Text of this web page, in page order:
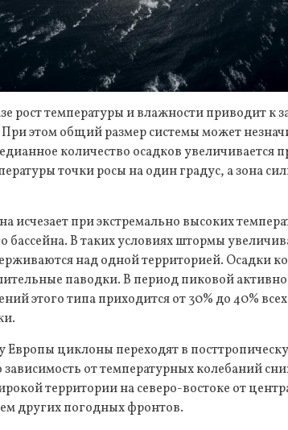
рост температуры и влажности приводит к
этом общий размер системы может
количество осадков увеличивается
точки росы на один градус, а зона
исчезает при экстремально высоких
бассейна. В таких условиях штормы
над одной территорией. Осадки
паводки. В период пиковой
этого типа приходится от 30% до 40%
циклоны переходят в
от температурных колебаний
территории на северо-востоке от
других погодных фронтов.